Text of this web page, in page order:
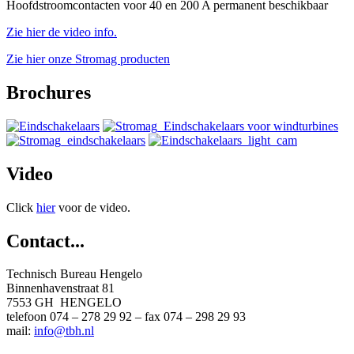
Hoofdstroomcontacten voor 40 en 200 A permanent beschikbaar
Zie hier de video info.
Zie hier onze Stromag producten
Brochures
Video
Click hiervoor de video.
Contact...
Technisch Bureau Hengelo
Binnenhavenstraat 81
7553 GH HENGELO
telefoon 074 – 278 29 92 – fax 074 – 298 29 93
mail: info@tbh.nl